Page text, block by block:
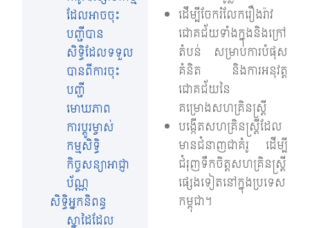
ដែលអាចចុះ
បញ្ជីបាន
សិទ្ធិដែលទទួល
បានពីការចុះ
បញ្ជី
មោឃភាព
ការប្តូរម្ចាស់
កម្មសិទ្ធិ
កិច្ចសន្យាអាជ្ញា
ប័ណ្ណ
សិទ្ធិអ្នកនិពន្ធ
ស្នាដៃដែល
ដើម្បីចែករំលែករឿងរ៉ាវ
ជោគជ័យទាំងក្នុងនិងក្រៅ
តំបន់ សម្រាប់ការបំផុស
គំនិត និងការអនុវត្ត
ជោគជ័យនៃ
គម្រោងសហគ្រិនស្ត្រី
បង្កើត​សហគ្រិន​ស្ត្រី​ដែល​
មាន​ជំនាញ​ជា​គំរូ ​ដើម្បី​
ជំរុញ​ទឹកចិត្ត​សហគ្រិន​ស្ត្រី
​ផ្សេងទៀត​នៅក្នុង​ប្រទេស​
កម្ពុជា។